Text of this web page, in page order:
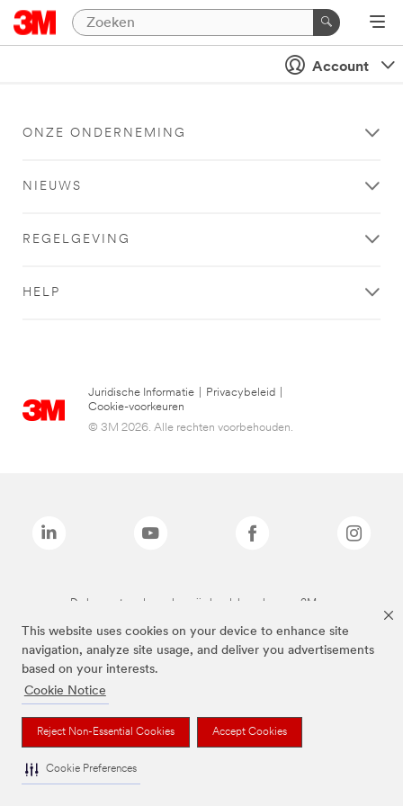
This website uses cookies on your device to enhance site
navigation, analyze site usage, and deliver you advertisements
based on your interests.
Cookie Notice
Reject Non-Essential Cookies Accept Cookies
Cookie Preferences
Account
ONZE ONDERNEMING
NIEUWS
REGELGEVING
HELP
Juridische Informatie Privacybeleid
Cookie-voorkeuren
© 3M 2026. Alle rechten voorbehouden.
De bovenstaande merken zijn handelsmerken van 3M.we